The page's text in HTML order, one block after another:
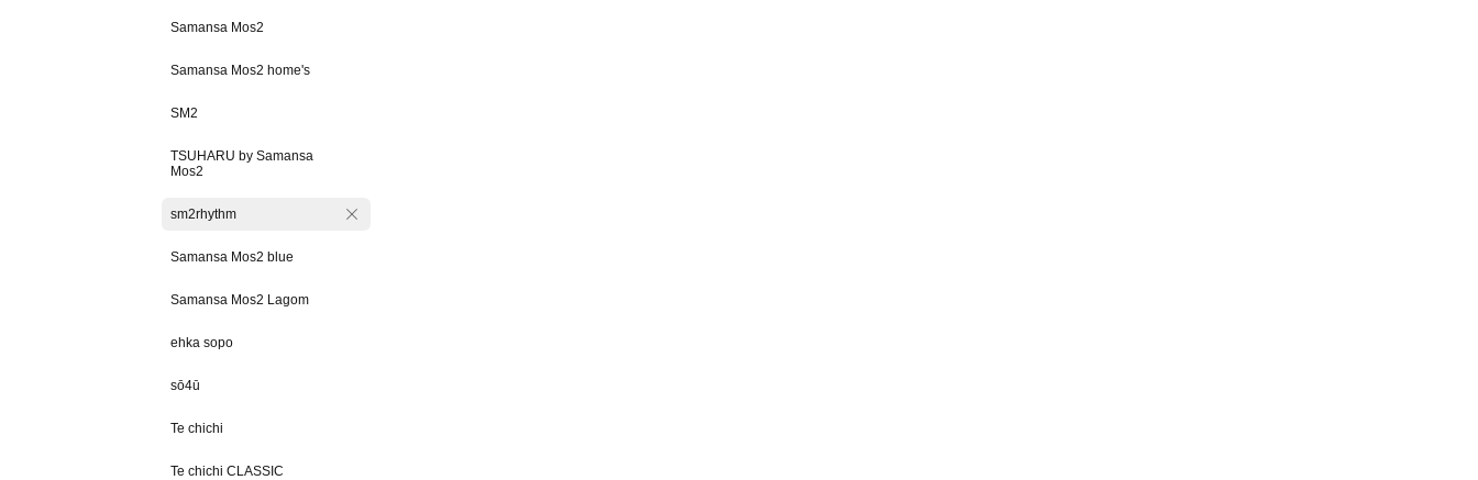
Samansa Mos2
Samansa Mos2 home's
SM2
TSUHARU by Samansa
Mos2
sm2rhythm
Samansa Mos2 blue
Samansa Mos2 Lagom
ehka sopo
sō4ū
Te chichi
Te chichi CLASSIC